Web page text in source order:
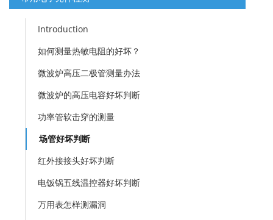
Introduction
如何测量热敏电阻的好坏？
微波炉高压二极管测量办法
微波炉的高压电容好坏判断
功率管软击穿的测量
场管好坏判断
红外接接头好坏判断
电饭锅五线温控器好坏判断
万用表怎样测漏洞